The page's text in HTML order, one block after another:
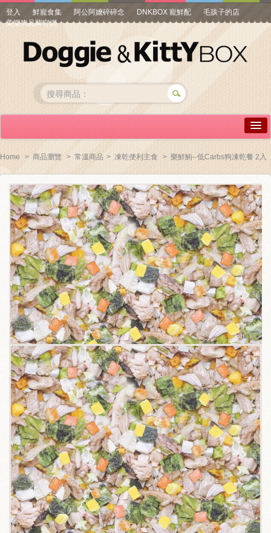
登入 鮮寵食集 阿公阿嬤碎碎念 DNKBOX 寵鮮配
毛孩子的店
美樂狗品牌官網
常見問答
商品瀏覽
線上訂購
帳號專區
關於我們
毛孩健康之道
Home > 商品瀏覽 > 常溫商品 > 凍乾便利主食 > 樂鮮鮪--低Carbs狗凍乾餐 2入